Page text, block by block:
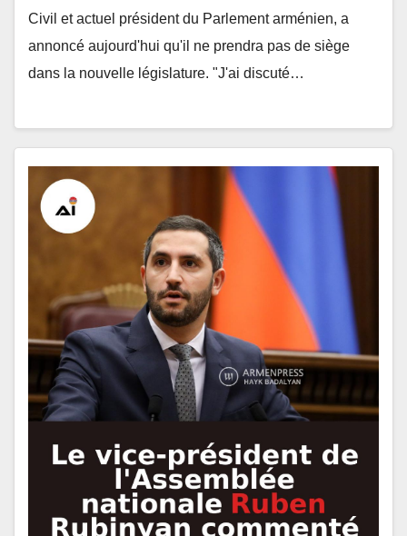
Civil et actuel président du Parlement arménien, a
annoncé aujourd'hui qu'il ne prendra pas de siège
dans la nouvelle législature. "J'ai discuté…